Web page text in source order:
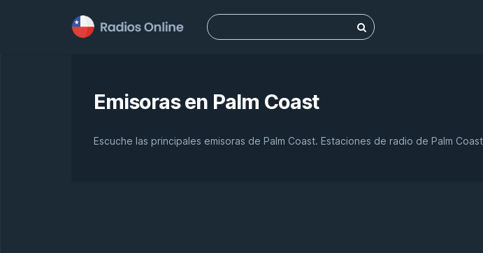
Buscar:
Emisoras en Palm Coast
Escuche las principales emisoras de Palm Coast. Estaciones de radio de Palm